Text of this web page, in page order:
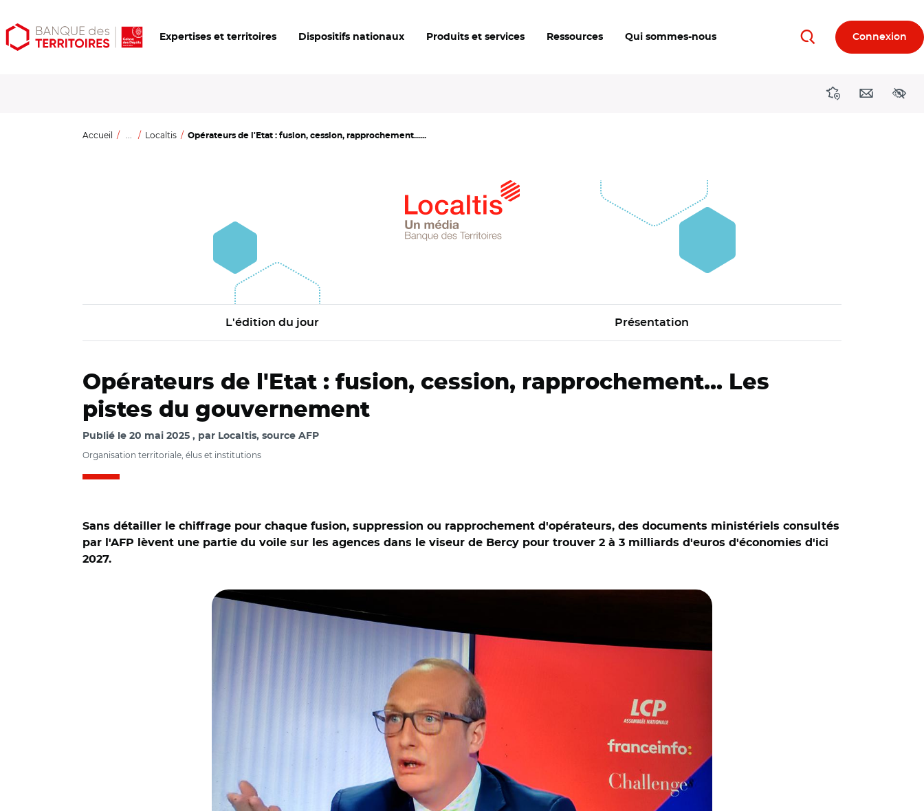
Aller
au
Aller
au
Ouvrir
les
Expertises et territoires Dispositifs nationaux Produits et services Ressources Qui sommes-nous RechercherConnexion
DirectionsContact
Accueil ... Localtis Opérateurs de l'Etat : fusion, cession, rapprochement......
L'édition du jour Présentation
Opérateurs de l'Etat : fusion, cession, rapprochement... Les
pistes du gouvernement
Publié le 20 mai 2025 par Localtis, source AFP
Organisation territoriale, élus et institutions
Sans détailler le chiffrage pour chaque fusion, suppression ou rapprochement d'opérateurs, des documents ministériels consultés
par l'AFP lèvent une partie du voile sur les agences dans le viseur de Bercy pour trouver 2 à 3 milliards d'euros d'économies d'ici
2027.